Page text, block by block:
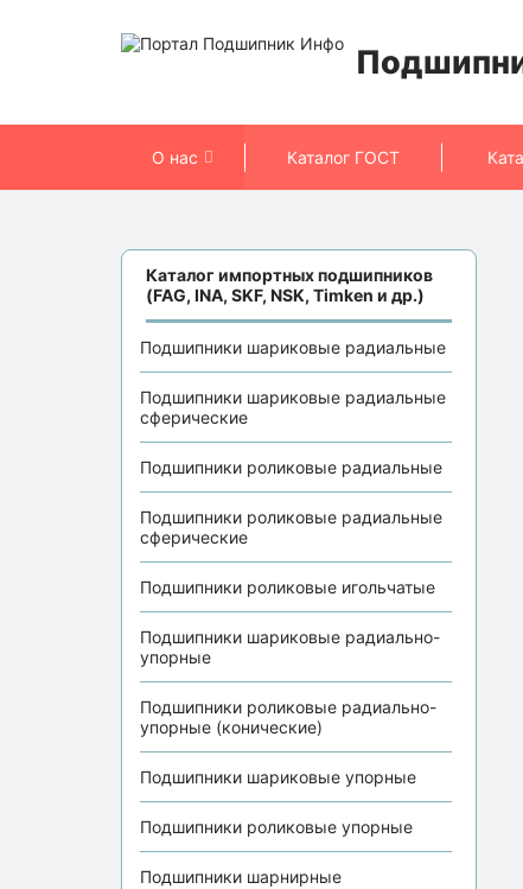
О нас Каталог ГОСТ
Каталог импортных подшипников
(FAG, INA, SKF, NSK, Timken и др.)
Подшипники шариковые радиальные
Подшипники шариковые радиальные
сферические
Подшипники роликовые радиальные
Подшипники роликовые радиальные
сферические
Подшипники роликовые игольчатые
Подшипники шариковые радиально-
упорные
Подшипники роликовые радиально-
упорные (конические)
Подшипники шариковые упорные
Подшипники роликовые упорные
Подшипники шарнирные